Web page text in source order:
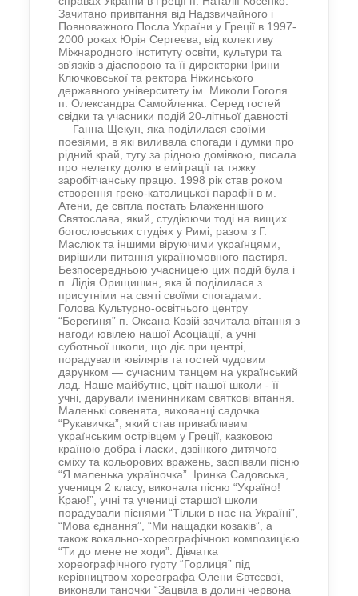
Зачитано привітання від Надзвичайного і
Повноважного Посла України у Греції в 1997-
2000 роках Юрія Сергеєва, від колективу
Міжнародного інституту освіти, культури та
зв'язків з діаспорою та її директорки Ірини
Ключковської та ректора Ніжинського
державного університету ім. Миколи Гоголя
п. Олександра Самойленка. Серед гостей
свідки та учасники подій 20-літньої давності
— Ганна Щекун, яка поділилася своїми
поезіями, в які виливала спогади і думки про
рідний край, тугу за рідною домівкою, писала
про нелегку долю в еміграції та тяжку
заробітчанську працю. 1998 рік став роком
створення греко-католицької парафії в м.
Атени, де світла постать Блаженнішого
Святослава, який, студіюючи тоді на вищих
богословських студіях у Римі, разом з Г.
Маслюк та іншими віруючими українцями,
вирішили питання україномовного пастиря.
Безпосередньою учасницею цих подій була і
п. Лідія Орищишин, яка й поділилася з
присутніми на святі своїми спогадами.
Голова Культурно-освітнього центру
“Берегиня” п. Оксана Козій зачитала вітання з
нагоди ювілею нашої Асоціації, а учні
суботньої школи, що діє при центрі,
порадували ювілярів та гостей чудовим
дарунком — сучасним танцем на український
лад. Наше майбутнє, цвіт нашої школи - її
учні, дарували іменинникам святкові вітання.
Маленькі совенята, вихованці садочка
“Рукавичка”, який став привабливим
українським острівцем у Греції, казковою
країною добра і ласки, дзвінкого дитячого
сміху та кольорових вражень, заспівали пісню
“Я маленька україночка”. Іринка Садовська,
учениця 2 класу, виконала пісню “Україно!
Краю!”, учні та учениці старшої школи
порадували піснями “Тільки в нас на Україні”,
“Мова єднання”, “Ми нащадки козаків”, а
також вокально-хореографічною композицією
“Ти до мене не ходи”. Дівчатка
хореографічного гурту “Горлиця” під
керівництвом хореографа Олени Євтєєвої,
виконали таночки “Зацвіла в долині червона